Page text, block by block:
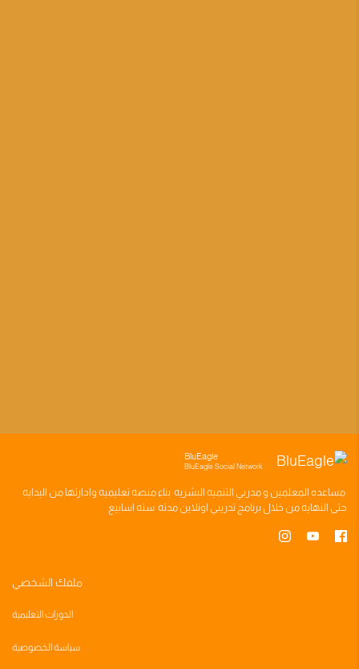
BluEagle
BluEagle Social Network
مساعده المعلمين ومدربي التنميه البشريه بناءمنصه تعليميه وادارتها من البدايه
حتى النهايه من خلال برنامج تدريبي اونلاين مدته سته اسابيع
ملفك الشخصي
الدورات التعليمية
سياسة الخصوصية